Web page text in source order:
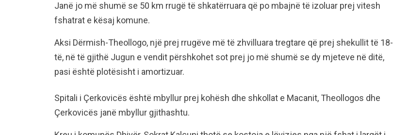
Janë jo më shumë se 50 km rrugë të shkatërruara që po mbajnë të izoluar prej vitesh
fshatrat e kësaj komune.
Aksi Dërmish-Theollogo, një prej rrugëve më të zhvilluara tregtare që prej shekullit të 18-
të, në të gjithë Jugun e vendit përshkohet sot prej jo më shumë se dy mjeteve në ditë,
pasi është plotësisht i amortizuar.
Spitali i Çerkovicës është mbyllur prej kohësh dhe shkollat e Macanit, Theollogos dhe
Çerkovicës janë mbyllur gjithashtu.